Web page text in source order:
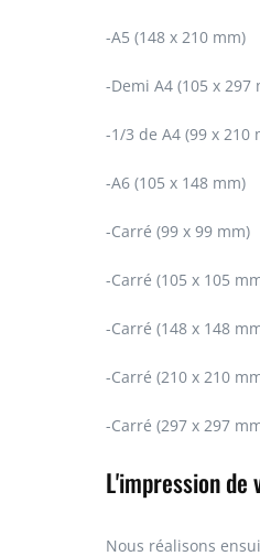
-A5 (148 x 210 mm)
-Demi A4 (105 x 297
-1/3 de A4 (99 x 210
-A6 (105 x 148 mm)
-Carré (99 x 99 mm)
-Carré (105 x 105
-Carré (148 x 148
-Carré (210 x 210
-Carré (297 x 297
L'impression de
Nous réalisons